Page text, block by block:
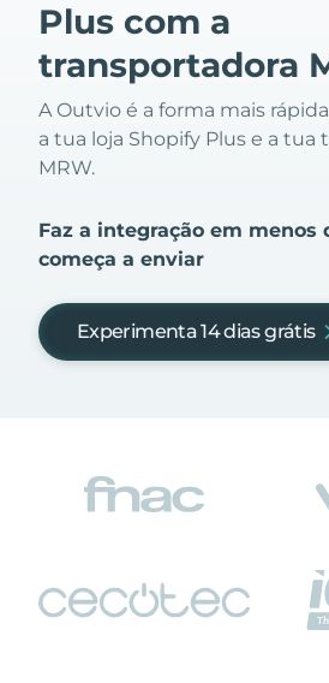
Plus com a
transportadora
A Outvio é a forma mais
a tua loja Shopify Plus e a tua
MRW.
Faz a integração em menos
começa a enviar
Experimenta 14 dias grátis